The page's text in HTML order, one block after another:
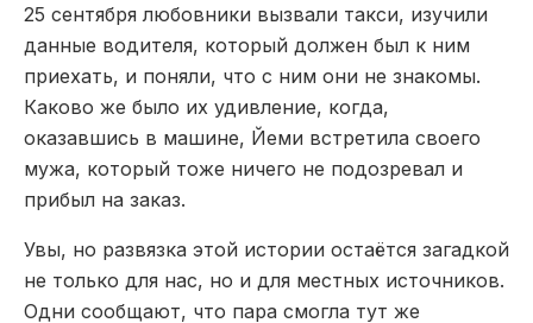
25 сентября любовники вызвали такси, изучили
данные водителя, который должен был к ним
приехать, и поняли, что с ним они не знакомы.
Каково же было их удивление, когда,
оказавшись в машине, Йеми встретила своего
мужа, который тоже ничего не подозревал и
прибыл на заказ.
Увы, но развязка этой истории остаётся загадкой
не только для нас, но и для местных источников.
Одни сообщают, что пара смогла тут же